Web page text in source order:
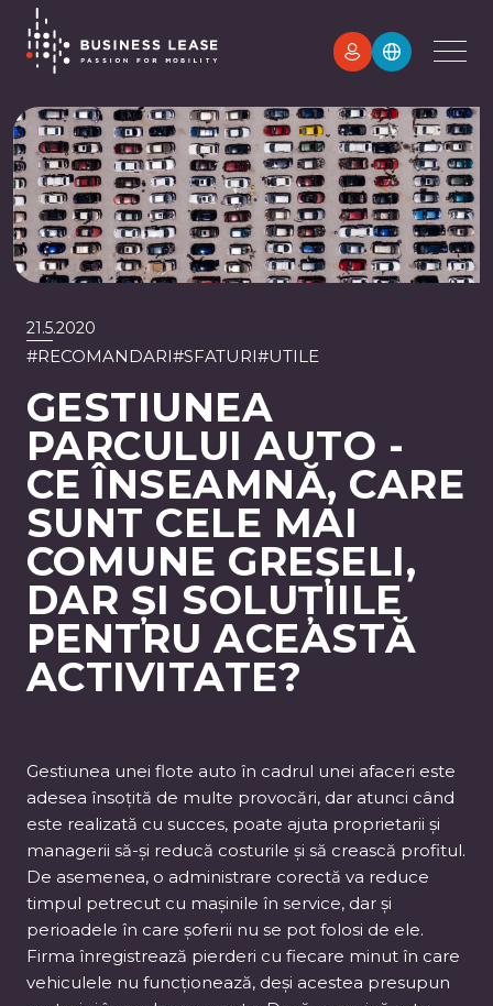
21.5.2020
#RECOMANDARI#SFATURI#UTILE
GESTIUNEA
PARCULUI AUTO -
CE ÎNSEAMNĂ, CARE
SUNT CELE MAI
COMUNE GREȘELI,
DAR ȘI SOLUȚIILE
PENTRU ACEASTĂ
ACTIVITATE?
Gestiunea unei flote auto în cadrul unei afaceri este
adesea însoțită de multe provocări, dar atunci când
este realizată cu succes, poate ajuta proprietarii și
managerii să-și reducă costurile și să crească profitul.
De asemenea, o administrare corectă va reduce
timpul petrecut cu mașinile în service, dar și
perioadele în care șoferii nu se pot folosi de ele.
Firma înregistrează pierderi cu fiecare minut în care
vehiculele nu funcționează, deși acestea presupun